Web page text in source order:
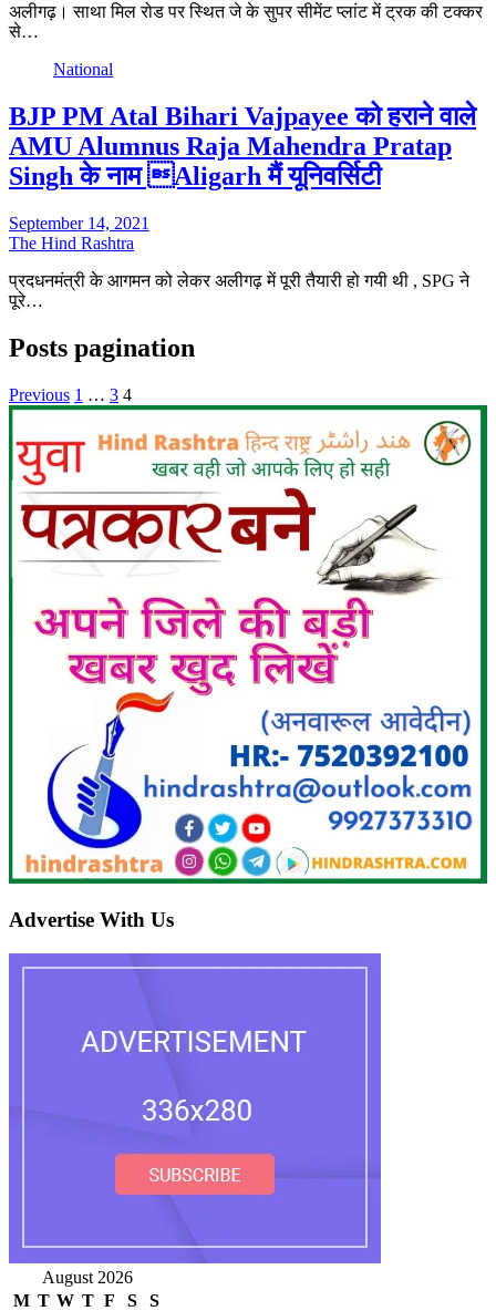
अलीगढ़। साथा मिल रोड पर स्थित जे के सुपर सीमेंट प्लांट में ट्रक की टक्कर
से…
National
BJP PM Atal Bihari Vajpayee को हराने वाले
AMU Alumnus Raja Mahendra Pratap
Singh के नाम Aligarh मैं यूनिवर्सिटी
September 14, 2021
The Hind Rashtra
प्रदधनमंत्री के आगमन को लेकर अलीगढ़ में पूरी तैयारी हो गयी थी , SPG ने
पूरे…
Posts pagination
Previous 1 … 3 4
Advertise With Us
August 2026
M T W T F S
S